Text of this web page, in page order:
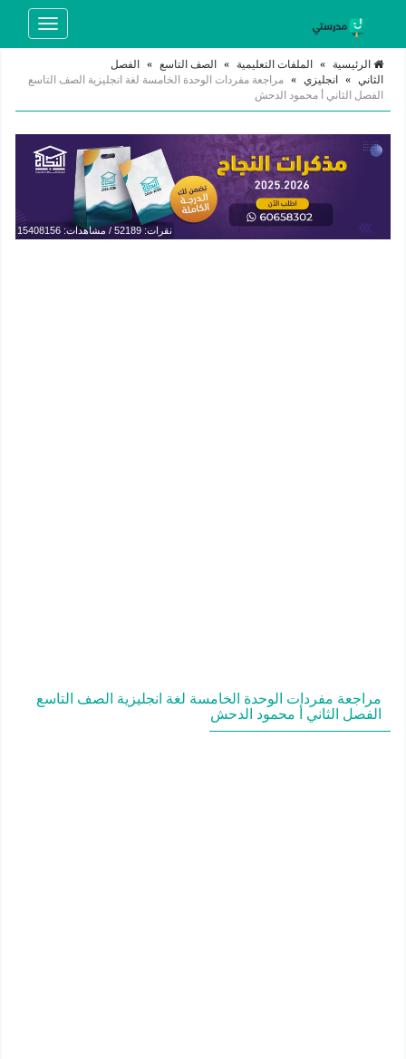
Toggle
الرئيسية » الملفات التعليمية » الصف التاسع »
الفصل
الثاني » انجليزي » مراجعة مفردات الوحدة الخامسة لغة انجليزية الصف التاسع
الفصل الثاني أ محمود الدحش
نقرات: 52189 / مشاهدات: 15408156
مراجعة مفردات الوحدة الخامسة لغة انجليزية الصف التاسع
الفصل الثاني أ محمود الدحش